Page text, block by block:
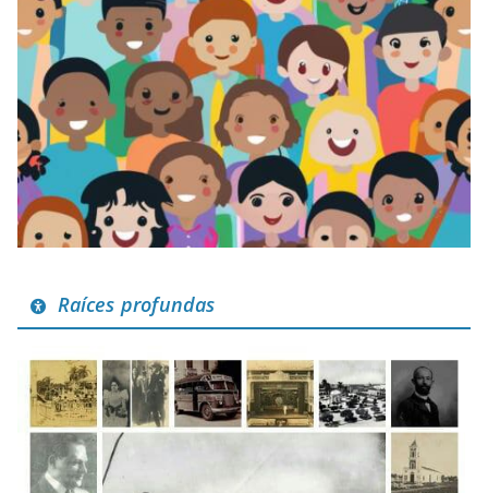
Raíces profundas